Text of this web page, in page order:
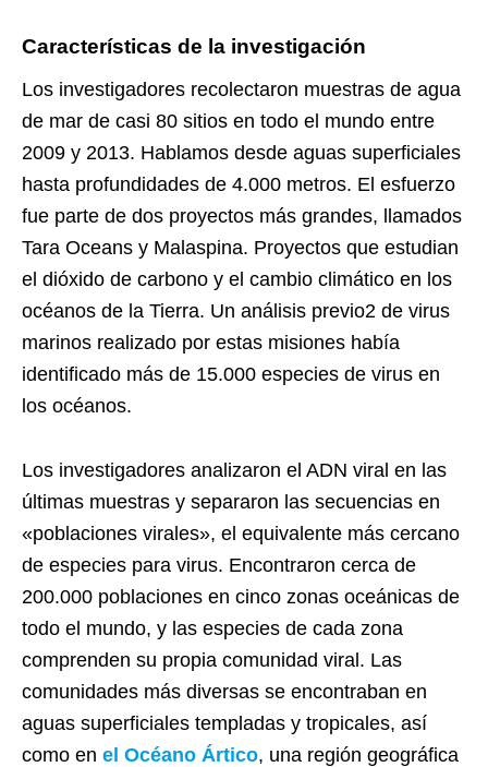
Características de la investigación
Los investigadores recolectaron muestras de agua
de mar de casi 80 sitios en todo el mundo entre
2009 y 2013. Hablamos desde aguas superficiales
hasta profundidades de 4.000 metros. El esfuerzo
fue parte de dos proyectos más grandes, llamados
Tara Oceans y Malaspina. Proyectos que estudian
el dióxido de carbono y el cambio climático en los
océanos de la Tierra. Un análisis previo2 de virus
marinos realizado por estas misiones había
identificado más de 15.000 especies de virus en
los océanos.
Los investigadores analizaron el ADN viral en las
últimas muestras y separaron las secuencias en
«poblaciones virales», el equivalente más cercano
de especies para virus. Encontraron cerca de
200.000 poblaciones en cinco zonas oceánicas de
todo el mundo, y las especies de cada zona
comprenden su propia comunidad viral. Las
comunidades más diversas se encontraban en
aguas superficiales templadas y tropicales, así
como en el Océano Ártico, una región geográfica